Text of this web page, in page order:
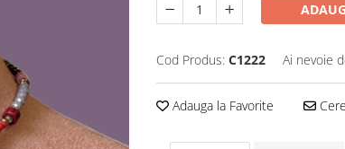
Cod Produs: C1222 Ai nevoie
Adauga la Favorite